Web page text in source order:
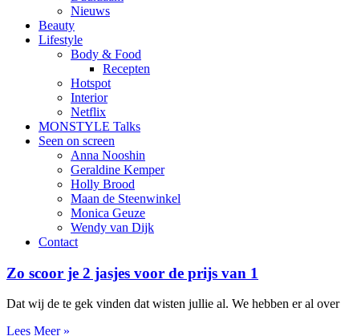
Nieuws
Beauty
Lifestyle
Body & Food
Recepten
Hotspot
Interior
Netflix
MONSTYLE Talks
Seen on screen
Anna Nooshin
Geraldine Kemper
Holly Brood
Maan de Steenwinkel
Monica Geuze
Wendy van Dijk
Contact
Zo scoor je 2 jasjes voor de prijs van 1
Dat wij de te gek vinden dat wisten jullie al. We hebben er al
Lees Meer »